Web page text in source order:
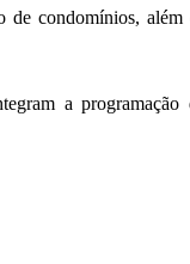
de condomínios, além
a programação